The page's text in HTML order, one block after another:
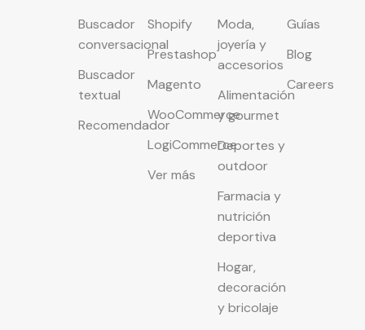
Buscador
conversacional
Buscador
textual
Recomendador
Shopify
Prestashop
Magento
WooCommerce
LogiCommerce
Ver más
Moda,
joyería y
accesorios
Alimentación
y gourmet
Deportes y
outdoor
Farmacia y
nutrición
deportiva
Hogar,
decoración
y bricolaje
Guías
Blog
Careers